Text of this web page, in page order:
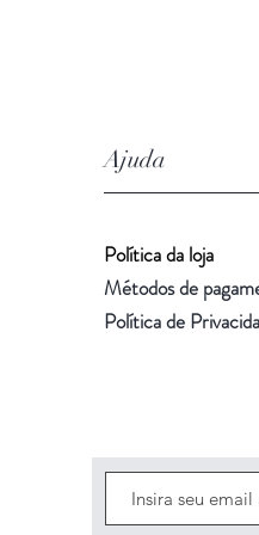
Ajuda
Política da loja
Métodos de
Política de